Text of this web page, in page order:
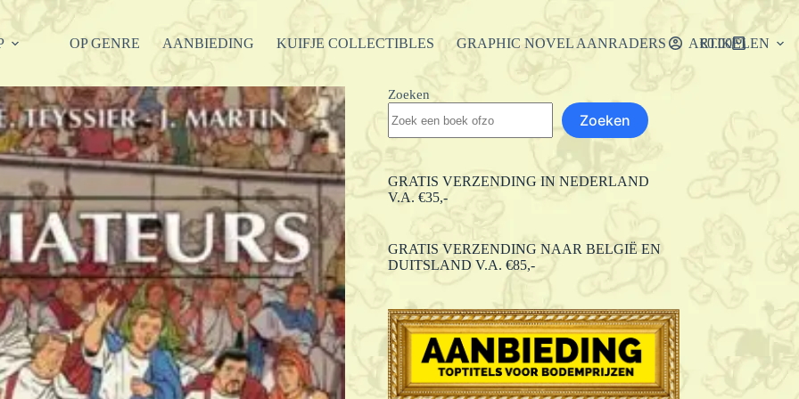
OP GENRE AANBIEDING KUIFJE COLLECTIBLES GRAPHIC NOVEL AANRADERS ARTIKELEN
Winkelwagen
€0.00
Zoeken
Zoeken
GRATIS VERZENDING IN NEDERLAND
V.A. €35,-
GRATIS VERZENDING NAAR BELGIË EN
DUITSLAND V.A. €85,-